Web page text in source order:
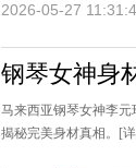
2026-05-27
钢琴女神身
马来西亚钢琴女神李
揭秘完美身材真相。
[